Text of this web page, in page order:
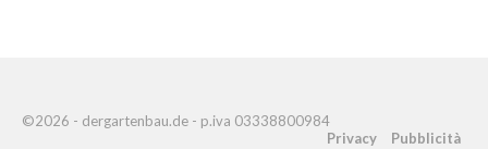
©2026 - dergartenbau.de - p.iva 03338800984
Privacy
Pubblicità